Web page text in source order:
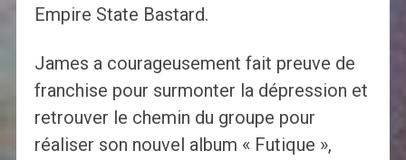
Empire State Bastard.
James a courageusement fait preuve de
franchise pour surmonter la dépression et
retrouver le chemin du groupe pour
réaliser son nouvel album « Futique »,